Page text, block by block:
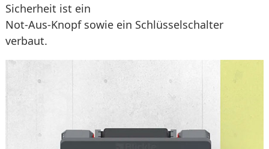
Sicherheit ist ein
Not-Aus-Knopf sowie ein Schlüsselschalter
verbaut.